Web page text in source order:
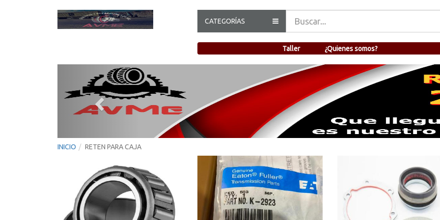
CATEGORÍAS
Taller ¿Quienes somos?
Previous
INICIO RETEN PARA CAJA